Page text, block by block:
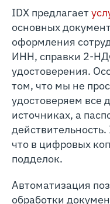
IDX предлагает
основных
оформления
ИНН, справки 2-
удостоверения.
том, что мы не
удостоверяем все
источниках, а
что в цифровых
подделок.
Автоматизация
обработки